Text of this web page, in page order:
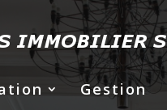
Gestion